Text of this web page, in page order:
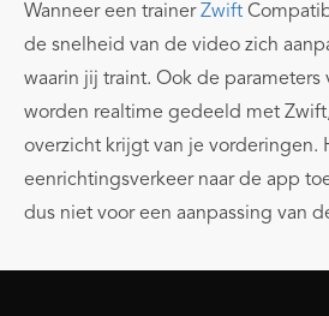
Wanneer een trainerZwift
de snelheid van de video zich
waarin jij traint. Ook de parameters
worden realtime gedeeld met
overzicht krijgt van je vorderingen.
eenrichtingsverkeer naar de app
dus niet voor een aanpassing van